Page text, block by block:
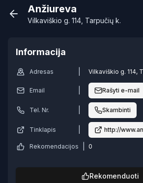
Anžiureva
Vilkaviškio g. 114, Tarpučių k.
Informacija
Adresas Vilkaviškio g. 114,
Email Rašyti e-mail
Tel. Nr. Skambinti
Tinklapis http://
Rekomendacijos 0
Rekomenduoti